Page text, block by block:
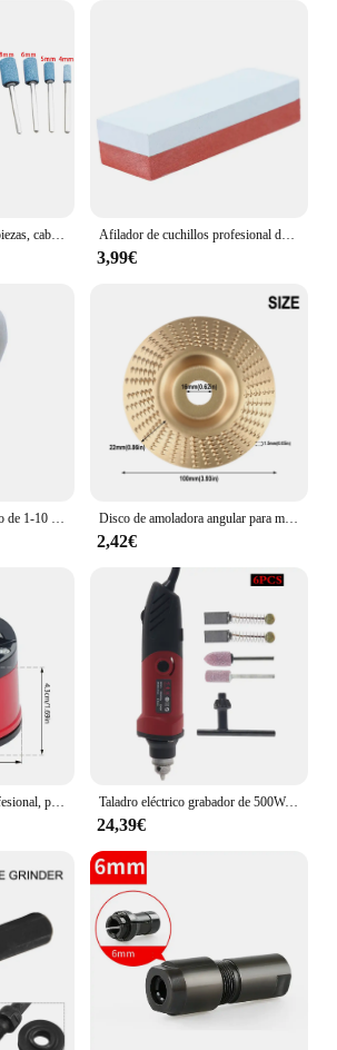
a fine foam, you're able to use less
translates to a more
process. This not only
but also reduces the
of your car washing routine.
homeowner looking to maintain
professional detailer aiming to
wash service, this product is an
that aligns with your commitment
Cabezal de pulido de 10 piezas, cabezal abrasivo montado para herramientas eléctricas rotativas Dremel, rueda de piedra eléctrica, accesorios Dremel Afilador de cuchillos profesional de doble cara, piedra de afilar 400/1500 de grano, herramienta de cocina
3,99€
Cabezal de lijado de fieltro de 1-10 piezas, cabezal de lijado de 3mm, Mini cepillo de pulido para Dremel Dril Jade abrasivo, vástago de rueda, hilo de algodón Disco de amoladora angular para madera, herramientas abrasivas de Metal de 16/22mm, 1 piezas
2,42€
Afilador de cuchillos profesional, piedra de afilar de tungsteno, piedra de afilar portátil, afilador Vagetable para cuchillos, utensilio de cocina Taladro eléctrico grabador de 500W, 110V/220V, 35000RPM, 6 velocidades, amoladora eléctrica, rectificadora, herramienta rotativa de pulido
24,39€